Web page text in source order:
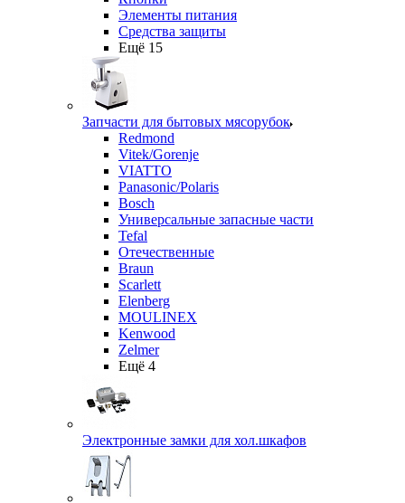
Элементы питания
Средства защиты
Ещё 15
Запчасти для бытовых мясорубок
Redmond
Vitek/Gorenje
VIATTO
Panasonic/Polaris
Bosch
Универсальные запасные части
Tefal
Отечественные
Braun
Scarlett
Elenberg
MOULINEX
Kenwood
Zelmer
Ещё 4
Электронные замки для хол.шкафов